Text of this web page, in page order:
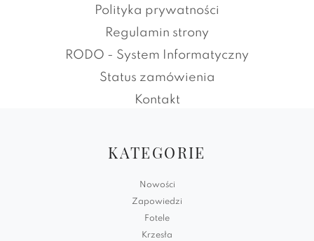
Polityka prywatności
Regulamin strony
RODO - System Informatyczny
Status zamówienia
Kontakt
KATEGORIE
Nowości
Zapowiedzi
Fotele
Krzesła